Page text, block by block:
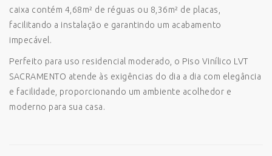
caixa contém 4,68m² de réguas ou 8,36m² de placas,
facilitando a instalação e garantindo um acabamento
impecável.
Perfeito para uso residencial moderado, o Piso Vinílico LVT
SACRAMENTO atende às exigências do dia a dia com elegância
e facilidade, proporcionando um ambiente acolhedor e
moderno para sua casa.